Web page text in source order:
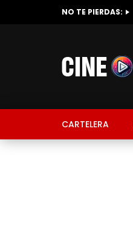
NO TE PIERDAS:
CARTELERA